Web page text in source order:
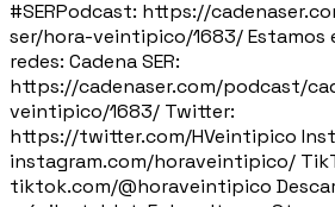
#SERPodcast: https://
ser/hora-veintipico/1683/ Estamos
redes: Cadena SER:
https://cadenaser.com/podcast/
veintipico/1683/ Twitter:
https://twitter.com/HVeintipico
instagram.com/horaveintipico/
tiktok.com/@horaveintipico